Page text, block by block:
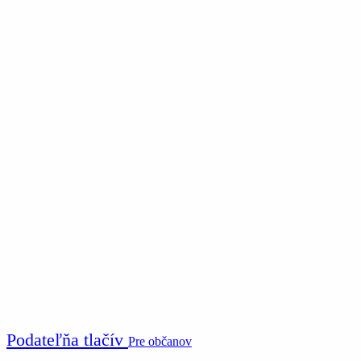
Podateľňa tlačív Pre občanov